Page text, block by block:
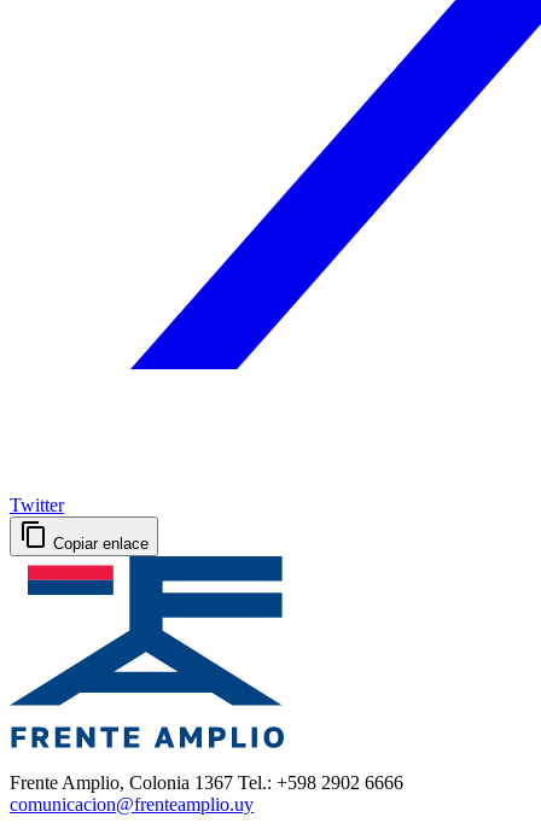
Twitter
Copiar enlace
Frente Amplio, Colonia 1367 Tel.: +598 2902 6666
comunicacion@frenteamplio.uy